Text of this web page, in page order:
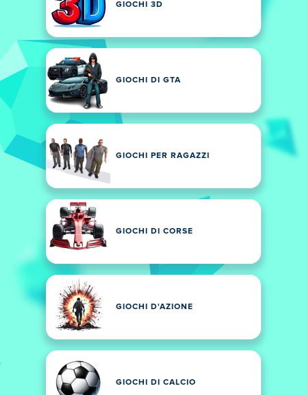
GIOCHI 3D
GIOCHI DI GTA
GIOCHI PER RAGAZZI
GIOCHI DI CORSE
GIOCHI D'AZIONE
GIOCHI DI CALCIO